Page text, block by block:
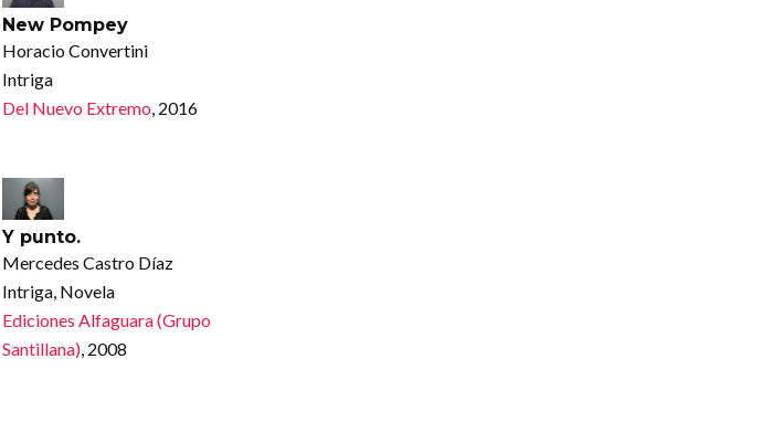
New Pompey
Horacio Convertini
Intriga
Del Nuevo Extremo , 2016
Y punto.
Mercedes Castro Díaz
Intriga, Novela
Ediciones Alfaguara (Grupo
Santillana), 2008